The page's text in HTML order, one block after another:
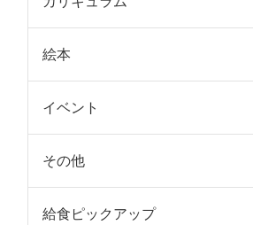
絵本
イベント
その他
給食ピックアップ